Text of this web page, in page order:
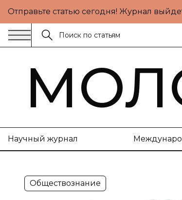
Отправьте статью сегодня! Журнал
Научный журнал
Обществознание